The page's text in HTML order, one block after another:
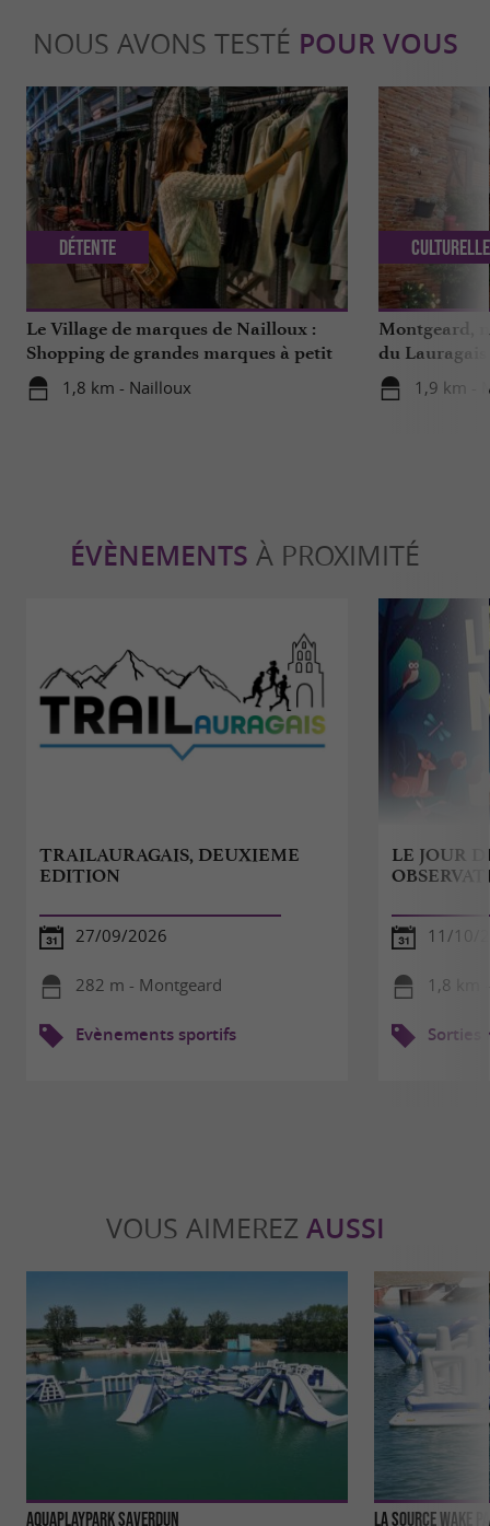
NOUS AVONS TESTÉ POUR VOUS
Le Village de marques de Nailloux :
Shopping de grandes marques à petit
prix !
1,8 km - Nailloux
Détente
Montgeard,
du Lauragais
1,9 km -
Culturelle
ÉVÈNEMENTS À PROXIMITÉ
TRAILAURAGAIS, DEUXIEME
EDITION
27/09/2026
282 m - Montgeard
Evènements sportifs
LE JOUR
11/10/
1,8 km
Sorties
VOUS AIMEREZ AUSSI
Aquaplaypark Saverdun La Source Wake